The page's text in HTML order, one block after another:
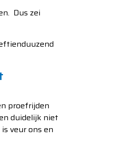
Dus zei
proefrijden
duidelijk niet
veur ons en